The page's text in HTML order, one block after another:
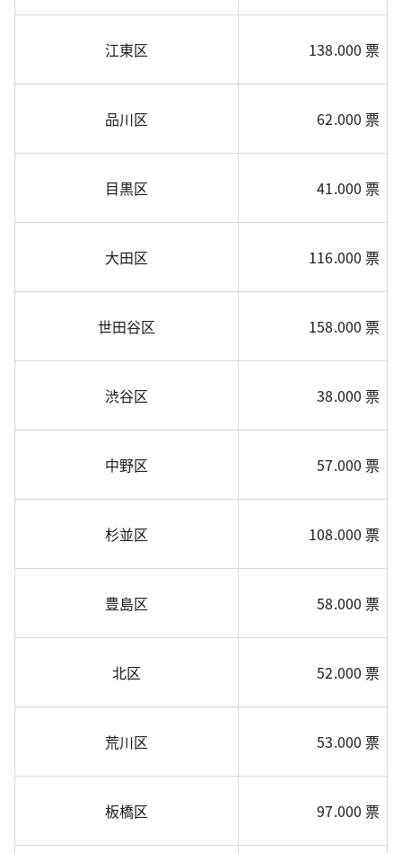
江東区 138.000 票
品川区 62.000 票
目黒区 41.000 票
大田区 116.000 票
世田谷区 158.000 票
渋谷区 38.000 票
中野区 57.000 票
杉並区 108.000 票
豊島区 58.000 票
北区 52.000 票
荒川区 53.000 票
板橋区 97.000 票